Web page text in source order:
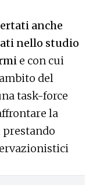
anche
nello studio
e con cui
del
task-force
la